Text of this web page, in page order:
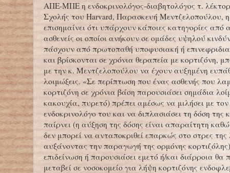
ΑΠΕ-ΜΠΕ η ενδοκρινολόγος-διαβητολόγος τ.
Σχολής του Harvard, Παρασκευή Μεντζελοπούλου,
επισημαίνει ότι υπάρχουν κάποιες κατηγορίες από
ασθενείς οι οποίοι ανήκουν σε ομάδες υψηλού
πάσχουν από πρωτοπαθή υποφυσιακή ή
και βρίσκονται σε χρόνια θεραπεία με κορτιζόνη,
με την κ. Μεντζελοπούλου να έχουν αυξημένη
λοιμώξεις. «Σε περίπτωση που ένας ασθενής που
κορτιζόνη σε χρόνια βάση παρουσιάσει σημάδια
κακουχία, πυρετό) πρέπει αμέσως να μιλήσει με
ενδοκρινολόγο του και να διπλασιάσει τη δόση της
παίρνει (η αύξηση της δόσης είναι απαραίτητη
δεν μπορεί να ανταποκριθεί επαρκώς στο στρες της
αυξάνοντας την παραγωγή της ορμόνης
επιδείνωση ή παρουσιάσει εμετό ή/και διάρροια θα
μεταβεί σε νοσοκομείο για λήψη κορτιζόνης